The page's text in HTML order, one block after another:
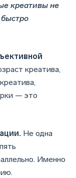
креативы не
креатива,
— это
Не одна
Именно